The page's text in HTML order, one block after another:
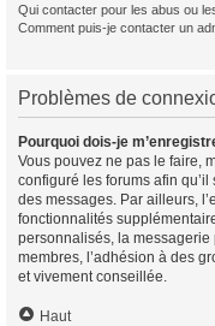
Qui contacter pour les abus ou
Comment puis-je contacter un
Problèmes de
Pourquoi dois-je
Vous pouvez ne pas le faire,
configuré les forums afin
des messages. Par ailleurs,
fonctionnalités
personnalisés, la messagerie
membres, l’adhésion à des
et vivement conseillée.
Haut